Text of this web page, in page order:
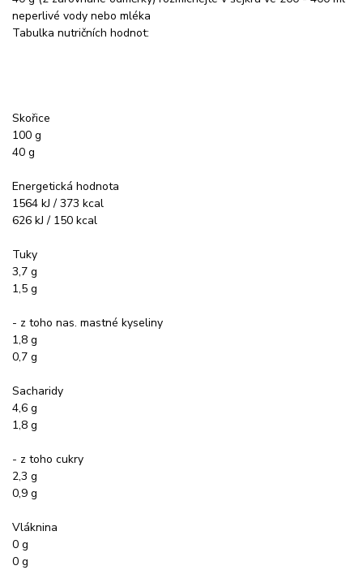
neperlivé vody nebo mléka
Tabulka nutričních hodnot:
Skořice
100 g
40 g
Energetická hodnota
1564 kJ / 373 kcal
626 kJ / 150 kcal
Tuky
3,7 g
1,5 g
- z toho nas. mastné kyseliny
1,8 g
0,7 g
Sacharidy
4,6 g
1,8 g
- z toho cukry
2,3 g
0,9 g
Vláknina
0 g
0 g